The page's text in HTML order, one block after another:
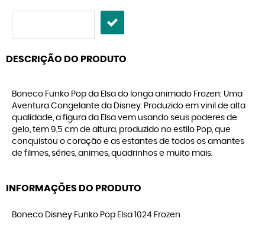
DESCRIÇÃO DO PRODUTO
Boneco Funko Pop da Elsa do longa animado Frozen: Uma
Aventura Congelante da Disney. Produzido em vinil de alta
qualidade, a figura da Elsa vem usando seus poderes de
gelo, tem 9,5 cm de altura, produzido no estilo Pop, que
conquistou o coração e as estantes de todos os amantes
de filmes, séries, animes, quadrinhos e muito mais.
INFORMAÇÕES DO PRODUTO
Boneco Disney Funko Pop Elsa 1024 Frozen